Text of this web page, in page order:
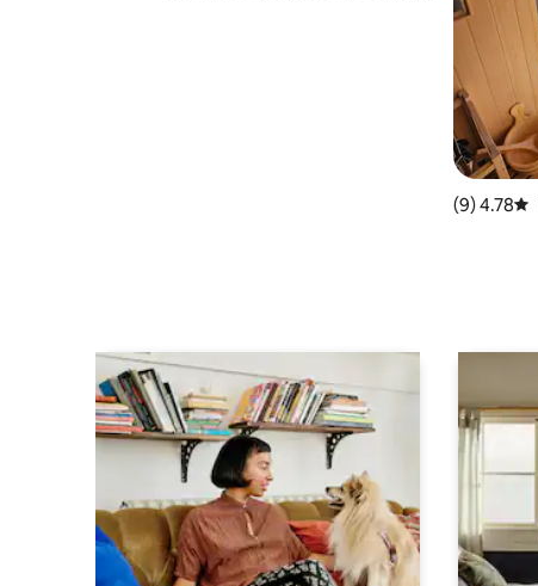
متوسط التقييم 4.78 من 5، 9 مراجعات
4.78 (9)